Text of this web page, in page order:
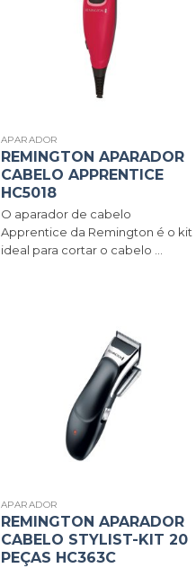
APARADOR
REMINGTON APARADOR
CABELO APPRENTICE
HC5018
O aparador de cabelo
Apprentice da Remington é o kit
ideal para cortar o cabelo ...
APARADOR
REMINGTON APARADOR
CABELO STYLIST-KIT 20
PEÇAS HC363C